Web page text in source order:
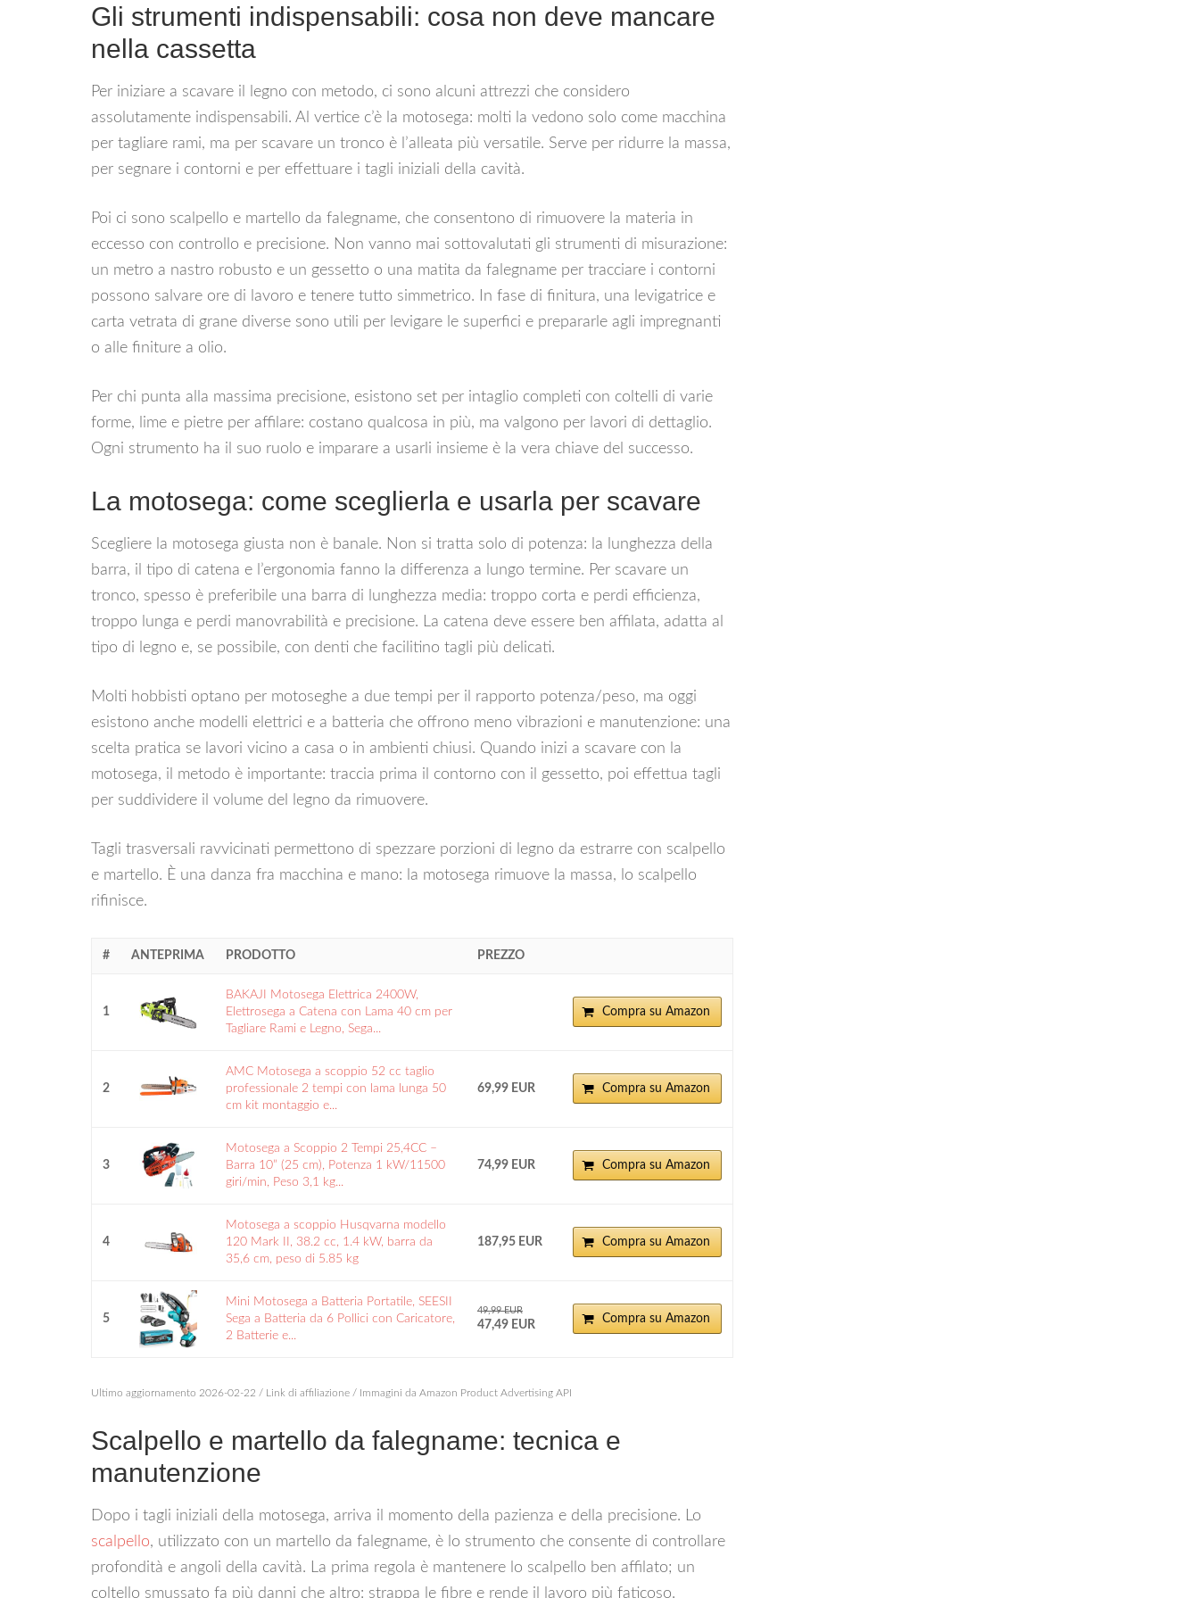
Gli strumenti indispensabili: cosa non deve mancare
nella cassetta
Per iniziare a scavare il legno con metodo, ci sono alcuni attrezzi che considero
assolutamente indispensabili. Al vertice c’è la motosega: molti la vedono solo come macchina
per tagliare rami, ma per scavare un tronco è l’alleata più versatile. Serve per ridurre la massa,
per segnare i contorni e per effettuare i tagli iniziali della cavità.
Poi ci sono scalpello e martello da falegname, che consentono di rimuovere la materia in
eccesso con controllo e precisione. Non vanno mai sottovalutati gli strumenti di misurazione:
un metro a nastro robusto e un gessetto o una matita da falegname per tracciare i contorni
possono salvare ore di lavoro e tenere tutto simmetrico. In fase di finitura, una levigatrice e
carta vetrata di grane diverse sono utili per levigare le superfici e prepararle agli impregnanti
o alle finiture a olio.
Per chi punta alla massima precisione, esistono set per intaglio completi con coltelli di varie
forme, lime e pietre per affilare: costano qualcosa in più, ma valgono per lavori di dettaglio.
Ogni strumento ha il suo ruolo e imparare a usarli insieme è la vera chiave del successo.
La motosega: come sceglierla e usarla per scavare
Scegliere la motosega giusta non è banale. Non si tratta solo di potenza: la lunghezza della
barra, il tipo di catena e l’ergonomia fanno la differenza a lungo termine. Per scavare un
tronco, spesso è preferibile una barra di lunghezza media: troppo corta e perdi efficienza,
troppo lunga e perdi manovrabilità e precisione. La catena deve essere ben affilata, adatta al
tipo di legno e, se possibile, con denti che facilitino tagli più delicati.
Molti hobbisti optano per motoseghe a due tempi per il rapporto potenza/peso, ma oggi
esistono anche modelli elettrici e a batteria che offrono meno vibrazioni e manutenzione: una
scelta pratica se lavori vicino a casa o in ambienti chiusi. Quando inizi a scavare con la
motosega, il metodo è importante: traccia prima il contorno con il gessetto, poi effettua tagli
per suddividere il volume del legno da rimuovere.
Tagli trasversali ravvicinati permettono di spezzare porzioni di legno da estrarre con scalpello
e martello. È una danza fra macchina e mano: la motosega rimuove la massa, lo scalpello
rifinisce.
# ANTEPRIMA PRODOTTO PREZZO
1
BAKAJI Motosega Elettrica 2400W,
Elettrosega a Catena con Lama 40 cm per
Tagliare Rami e Legno, Sega...
Compra su Amazon
2
AMC Motosega a scoppio 52 cc taglio
professionale 2 tempi con lama lunga 50
cm kit montaggio e...
69,99 EUR Compra su Amazon
3
Motosega a Scoppio 2 Tempi 25,4CC –
Barra 10” (25 cm), Potenza 1 kW/11500
giri/min, Peso 3,1 kg...
74,99 EUR Compra su Amazon
4
Motosega a scoppio Husqvarna modello
120 Mark II, 38.2 cc, 1.4 kW, barra da
35,6 cm, peso di 5.85 kg
187,95 EUR Compra su Amazon
5
Mini Motosega a Batteria Portatile, SEESII
Sega a Batteria da 6 Pollici con Caricatore,
2 Batterie e...
49,99 EUR
47,49 EUR Compra su Amazon
Ultimo aggiornamento 2026-02-22 / Link di affiliazione / Immagini da Amazon Product Advertising API
Scalpello e martello da falegname: tecnica e
manutenzione
Dopo i tagli iniziali della motosega, arriva il momento della pazienza e della precisione. Lo
scalpello, utilizzato con un martello da falegname, è lo strumento che consente di controllare
profondità e angoli della cavità. La prima regola è mantenere lo scalpello ben affilato; un
coltello smussato fa più danni che altro: strappa le fibre e rende il lavoro più faticoso.